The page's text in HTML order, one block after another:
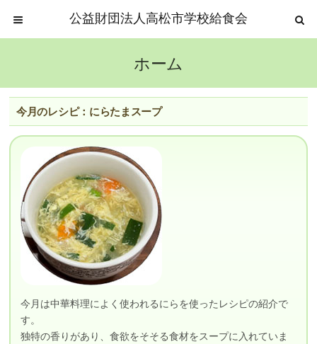
公益財団法人高松市学校給食会
ホーム
今月のレシピ：にらたまスープ
今月は中華料理によく使われるにらを使ったレシピの紹介で
す。
独特の香りがあり、食欲をそそる食材をスープに入れていま